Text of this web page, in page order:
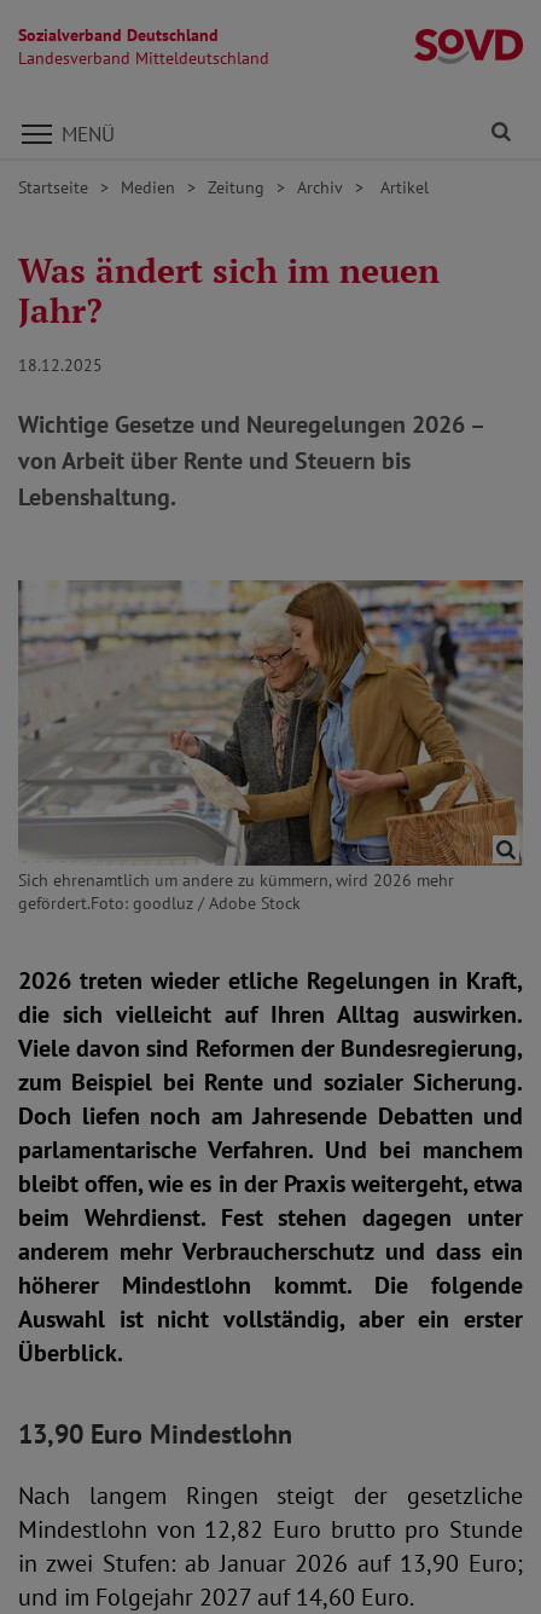
Sozialverband Deutschland
Landesverband Mitteldeutschland
Direkt zu den Inhalten springen
MENÜ
Startseite Medien Zeitung Archiv Artikel
Was ändert sich im neuen
Jahr?
18.12.2025
Wichtige Gesetze und Neuregelungen 2026 –
von Arbeit über Rente und Steuern bis
Lebenshaltung.
Sich ehrenamtlich um andere zu kümmern, wird 2026 mehr
gefördert.Foto: goodluz / Adobe Stock
2026 treten wieder etliche Regelungen in Kraft,
die sich vielleicht auf Ihren Alltag auswirken.
Viele davon sind Reformen der Bundesregierung,
zum Beispiel bei Rente und sozialer Sicherung.
Doch liefen noch am Jahresende Debatten und
parlamentarische Verfahren. Und bei manchem
bleibt offen, wie es in der Praxis weitergeht, etwa
beim Wehrdienst. Fest stehen dagegen unter
anderem mehr Verbraucherschutz und dass ein
höherer Mindestlohn kommt. Die folgende
Auswahl ist nicht vollständig, aber ein erster
Überblick.
13,90 Euro Mindestlohn
Nach langem Ringen steigt der gesetzliche
Mindestlohn von 12,82 Euro brutto pro Stunde
in zwei Stufen: ab Januar 2026 auf 13,90 Euro;
und im Folgejahr 2027 auf 14,60 Euro.